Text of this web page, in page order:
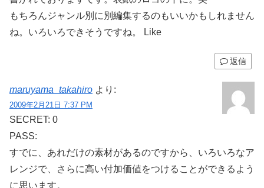
もちろんジャンル別に別編集するのもいいかもしれません
ね。いろいろできそうですね。 Like
返信
maruyama_takahiro より:
2009年2月21日 7:37 PM
SECRET: 0
PASS:
すでに、あれだけの素材があるのですから、いろいろなア
レンジで、さらに高い付加価値をつけることができるよう
に思います。